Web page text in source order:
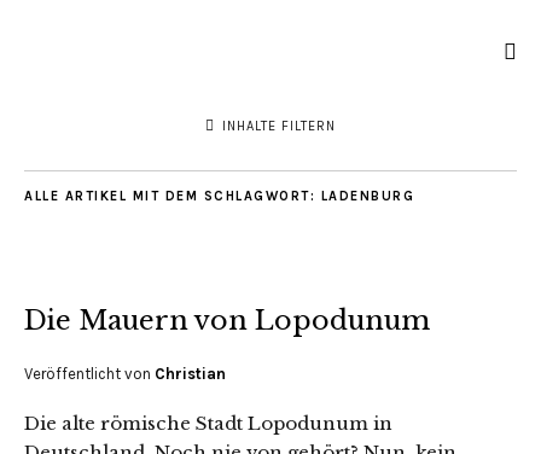
INHALTE FILTERN
ALLE ARTIKEL MIT DEM SCHLAGWORT: LADENBURG
Die Mauern von Lopodunum
Veröffentlicht von Christian
Die alte römische Stadt Lopodunum in